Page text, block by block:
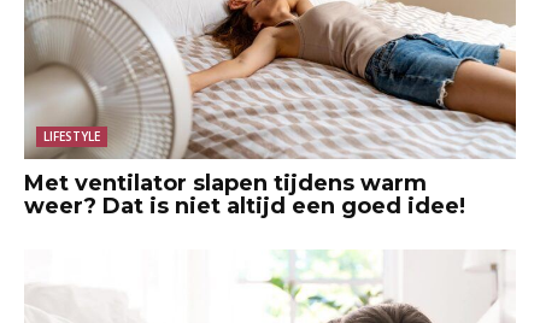
LIFESTYLE
Met ventilator slapen tijdens warm
weer? Dat is niet altijd een goed idee!